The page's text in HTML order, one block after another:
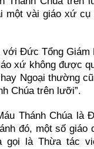
một vài giáo xứ cụ
với Đức Tổng Giám
xứ không được
Ngoại thường
Chúa trên lưỡi”.
Thánh Chúa là
đó, một số giáo
gọi là Thừa tác